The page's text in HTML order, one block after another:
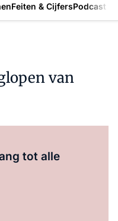
Feiten & CijfersPodcast
van
tot alle